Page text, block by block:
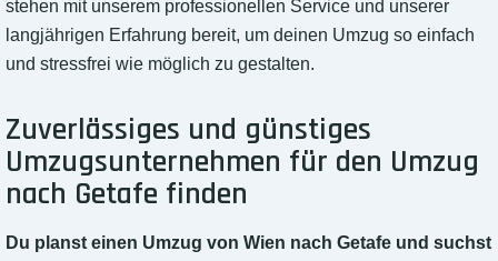
stehen mit unserem professionellen Service und unserer
langjährigen Erfahrung bereit, um deinen Umzug so einfach
und stressfrei wie möglich zu gestalten.
Zuverlässiges und günstiges
Umzugsunternehmen für den Umzug
nach Getafe finden
Du planst einen Umzug von Wien nach Getafe und suchst